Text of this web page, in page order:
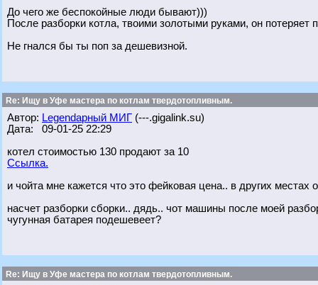
До чего же беспокойные люди бывают)))
После разборки котла, твоими золотыми руками, он
Не гнался бы ты поп за дешевизной.
Re: Ищу в Уфе мастера по котлам твердотопливным.
Автор: Legendарный МИГ (---.gigalink.su)
Дата: 09-01-25 22:29
котел стоимостью 130 продают за 10
Ссылка.
и чойта мне кажется что это фейковая цена.. в других местах
насчет разборки сборки.. дядь.. чот машины после моей
чугунная батарея подешевеет?
Re: Ищу в Уфе мастера по котлам твердотопливным.